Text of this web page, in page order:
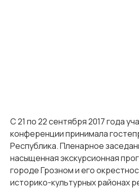
С 21 по 22 сентября 2017 года
конференции принимала
Республика. Пленарное
насыщенная экскурсионная
городе Грозном и его
историко-культурных районах